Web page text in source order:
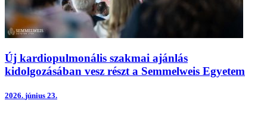
Új kardiopulmonális szakmai ajánlás
kidolgozásában vesz részt a Semmelweis Egyetem
2026. június 23.